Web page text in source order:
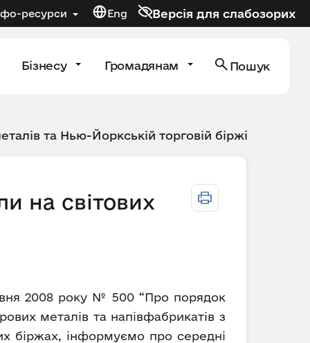
ресурси Eng Версія для слабозорих
Бізнесу Громадянам Пошук
та Нью-Йоркській торговій біржі
на світових
2008 року № 500 “Про порядок
металів та напівфабрикатів з
біржах, інформуємо про середні